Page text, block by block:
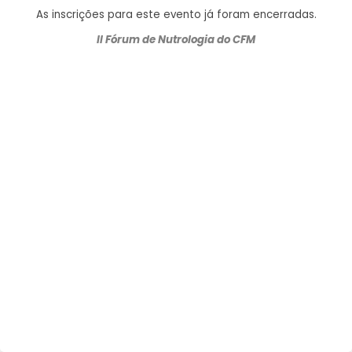
As inscrições para este evento já foram encerradas.
II Fórum de Nutrologia do CFM